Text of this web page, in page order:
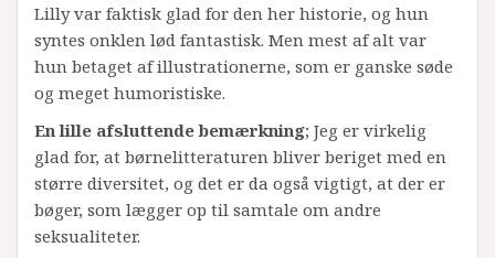
Lilly var faktisk glad for den her historie, og hun
syntes onklen lød fantastisk. Men mest af alt var
hun betaget af illustrationerne, som er ganske søde
og meget humoristiske.
En lille afsluttende bemærkning; Jeg er virkelig
glad for, at børnelitteraturen bliver beriget med en
større diversitet, og det er da også vigtigt, at der er
bøger, som lægger op til samtale om andre
seksualiteter.